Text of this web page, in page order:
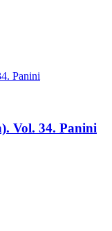
Vol. 34. Panini